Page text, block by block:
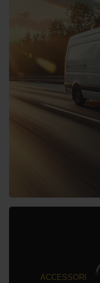
ACCESSORI